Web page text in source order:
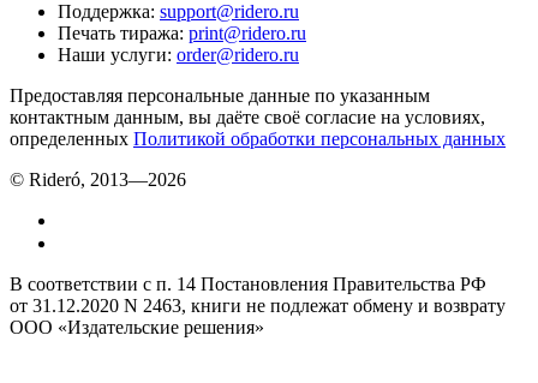
Поддержка: support@ridero.ru
Печать тиража: print@ridero.ru
Наши услуги: order@ridero.ru
Предоставляя персональные данные по указанным
контактным данным, вы даёте своё согласие на условиях,
определенных Политикой обработки персональных данных
© Rideró, 2013—2026
В соответствии с п. 14 Постановления Правительства РФ
от 31.12.2020 N 2463, книги не подлежат обмену и возврату
ООО «Издательские решения»